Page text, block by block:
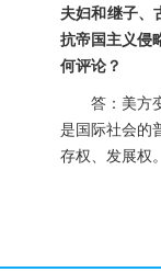
夫妇和继子、
抗帝国主义侵
何评论？
答：美方
是国际社会的
存权、发展权